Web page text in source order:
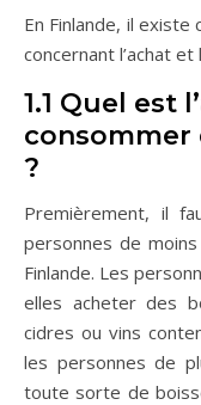
En Finlande, il
concernant l’achat et
1.1 Quel est
consommer
?
Premièrement, il
personnes de
Finlande. Les
elles acheter des
cidres ou vins
les personnes de
toute sorte de